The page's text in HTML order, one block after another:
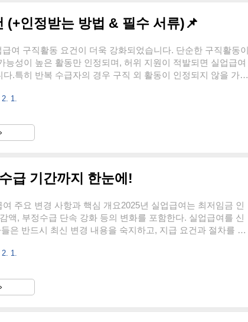
(+인정받는 방법 & 필수 서류)📌
여 구직활동 요건이 더욱 강화되었습니다. 단순한 구직활동이
능성이 높은 활동만 인정되며, 허위 지원이 적발되면 실업급여
다.특히 반복 수급자의 경우 구직 외 활동이 인정되지 않을 가능
방법별 인정 기준, 증빙 방법, 필수 서류, 주의사항 등을 최신
기 위해서는 구직활동 요건을 충족해야 하며, 거짓 구직활동이
지급이 중단됩니다.✅ 2025년 실업급여 구직활동 최소 요건1~4
1.
급 기간까지 한눈에!
여 주요 변경 사항과 핵심 개요2025년 실업급여는 최저임금 인
액, 부정수급 단속 강화 등의 변화를 포함한다. 실업급여를 신
은 반드시 최신 변경 내용을 숙지하고, 지급 요건과 절차를 정
원 (2024년 63,104원 → 2025년 인상)상한액: 66,000원 (2024
업급여 수급 시 감액 가능부정수급 단속 강화: 허위 구직 활동
및 지급 정지2. 2025년 실업급여 지급 금액 계산 방법실업급
2. 1.